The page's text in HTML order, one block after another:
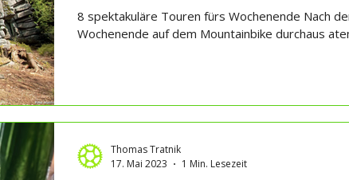
8 spektakuläre Touren fürs Wochenende Nach
Wochenende auf dem Mountainbike durchaus
Thomas Tratnik
17. Mai 2023
1 Min. Lesezeit